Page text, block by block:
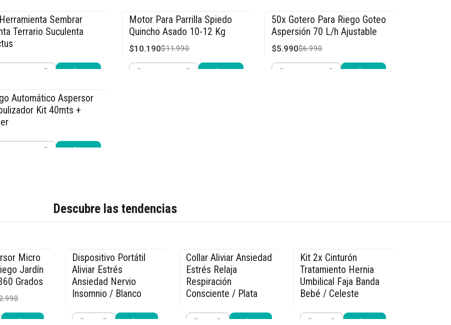
OFF
Sembrar
Terrario Suculenta
$29.990
-15% OFF
Motor Para Parrilla Spiedo
Quincho Asado 10-12 Kg
$10.190$11.990
-14% OFF
50x Gotero Para Riego Goteo
Aspersión 70 L/h Ajustable
$5.990$6.990
OFF
Automático Aspersor
Kit 40mts +
$44.990
Descubre las tendencias
Micro
Jardín
Grados
-27% OFF
Dispositivo Portátil
Aliviar Estrés
Ansiedad Nervio
Insomnio / Blanco
$21.990$29.990
-15% OFF
Collar Aliviar Ansiedad
Estrés Relaja
Respiración
Consciente / Plata
$11.040$12.990
-15% OFF
Kit 2x Cinturón
Tratamiento Hernia
Umbilical Faja Banda
Bebé / Celeste
$25.490$29.990